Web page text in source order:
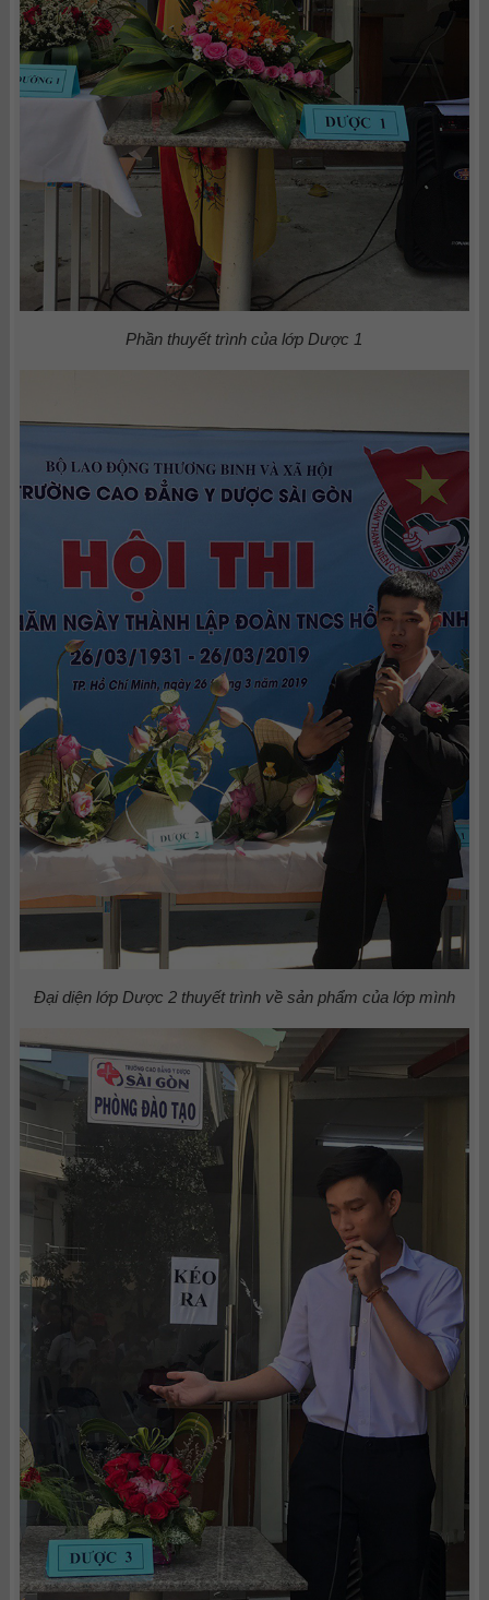
Phần thuyết trình của lớp Dược 1
Đại diện lớp Dược 2 thuyết trình về sản phẩm của lớp mình